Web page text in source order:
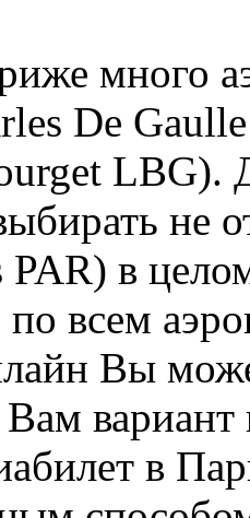
много
De
LBG).
не
в
по всем
Вы
вариант
в